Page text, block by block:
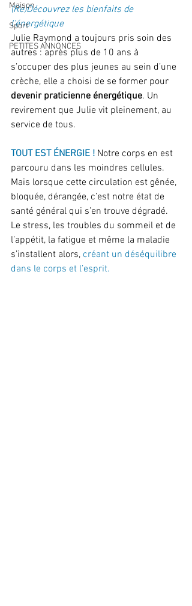
Maison
Sport
PETITES ANNONCES
(Re)Découvrez les bienfaits de
l’énergétique
Julie Raymond a toujours pris soin des
autres : après plus de 10 ans à
s’occuper des plus jeunes au sein d’une
crèche, elle a choisi de se former pour
devenir praticienne énergétique. Un
revirement que Julie vit pleinement, au
service de tous.
TOUT EST ÉNERGIE ! Notre corps en est
parcouru dans les moindres cellules.
Mais lorsque cette circulation est gênée,
bloquée, dérangée, c’est notre état de
santé général qui s’en trouve dégradé.
Le stress, les troubles du sommeil et de
l’appétit, la fatigue et même la maladie
s’installent alors, créant un déséquilibre
dans le corps et l’esprit.